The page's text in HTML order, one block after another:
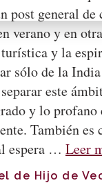
post general de
verano y en
y la
sólo de la
este
y lo profano
También es
espera … Leer
de Hijo de